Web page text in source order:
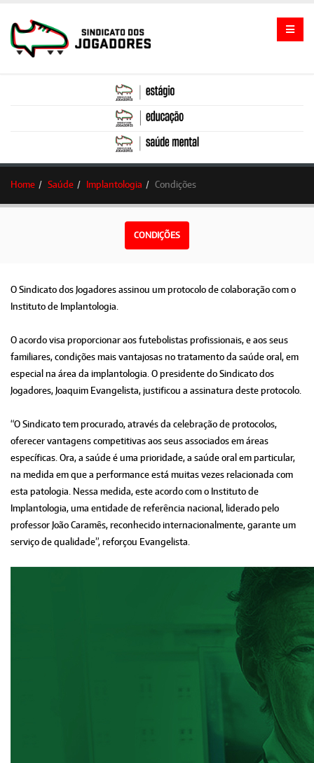
Home Saúde Implantologia Condições
CONDIÇÕES
O Sindicato dos Jogadores assinou um protocolo de colaboração com o
Instituto de Implantologia.
O acordo visa proporcionar aos futebolistas profissionais, e aos seus
familiares, condições mais vantajosas no tratamento da saúde oral, em
especial na área da implantologia. O presidente do Sindicato dos
Jogadores, Joaquim Evangelista, justificou a assinatura deste protocolo.
“O Sindicato tem procurado, através da celebração de protocolos,
oferecer vantagens competitivas aos seus associados em áreas
específicas. Ora, a saúde é uma prioridade, a saúde oral em particular,
na medida em que a performance está muitas vezes relacionada com
esta patologia. Nessa medida, este acordo com o Instituto de
Implantologia, uma entidade de referência nacional, liderado pelo
professor João Caramês, reconhecido internacionalmente, garante um
serviço de qualidade”, reforçou Evangelista.